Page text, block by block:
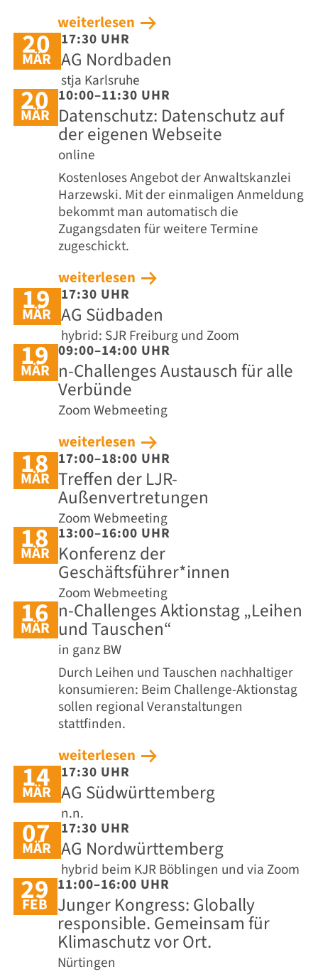
weiterlesen
20
MÄR
17:30 UHR
AG Nordbaden
stja Karlsruhe
20
MÄR
10:00–11:30 UHR
Datenschutz: Datenschutz auf
der eigenen Webseite
online
Kostenloses Angebot der Anwaltskanzlei
Harzewski. Mit der einmaligen Anmeldung
bekommt man automatisch die
Zugangsdaten für weitere Termine
zugeschickt.
weiterlesen
19
MÄR
17:30 UHR
AG Südbaden
hybrid: SJR Freiburg und Zoom
19
MÄR
09:00–14:00 UHR
n-Challenges Austausch für alle
Verbünde
Zoom Webmeeting
weiterlesen
18
MÄR
17:00–18:00 UHR
Treffen der LJR-
Außenvertretungen
Zoom Webmeeting
18
MÄR
13:00–16:00 UHR
Konferenz der
Geschäftsführer*innen
Zoom Webmeeting
16
MÄR
n-Challenges Aktionstag „Leihen
und Tauschen“
in ganz BW
Durch Leihen und Tauschen nachhaltiger
konsumieren: Beim Challenge-Aktionstag
sollen regional Veranstaltungen
stattfinden.
weiterlesen
14
MÄR
17:30 UHR
AG Südwürttemberg
n.n.
07
MÄR
17:30 UHR
AG Nordwürttemberg
hybrid beim KJR Böblingen und via Zoom
29
FEB
11:00–16:00 UHR
Junger Kongress: Globally
responsible. Gemeinsam für
Klimaschutz vor Ort.
Nürtingen